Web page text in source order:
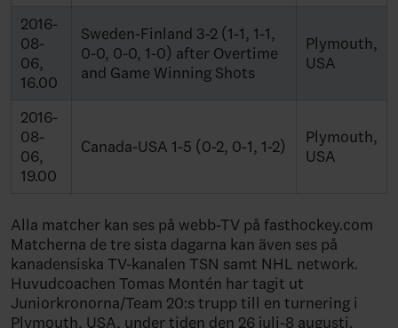
2016-
08-
06,
16.00
Sweden-Finland 3-2 (1-1, 1-1,
0-0, 0-0, 1-0) after Overtime
and Game Winning Shots
Plymouth,
USA
2016-
08-
06,
19.00
Canada-USA 1-5 (0-2, 0-1, 1-2)
Plymouth,
USA
Alla matcher kan ses på webb-TV på fasthockey.com
Matcherna de tre sista dagarna kan även ses på
kanadensiska TV-kanalen TSN samt NHL network.
Huvudcoachen Tomas Montén har tagit ut
Juniorkronorna/Team 20:s trupp till en turnering i
Plymouth, USA, under tiden den 26 juli-8 augusti.